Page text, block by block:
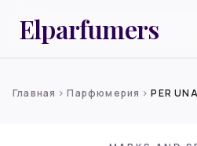
Elparfumers
Главная chevron_rightПарфюмерия chevron_rightPER